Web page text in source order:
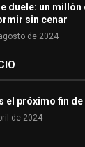
duele: un
sin cenar
de 2024
el próximo fin
de 2024